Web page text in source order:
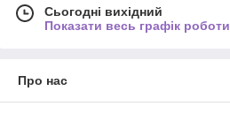
Сьогодні вихідний
Показати весь графік роботи
Про нас